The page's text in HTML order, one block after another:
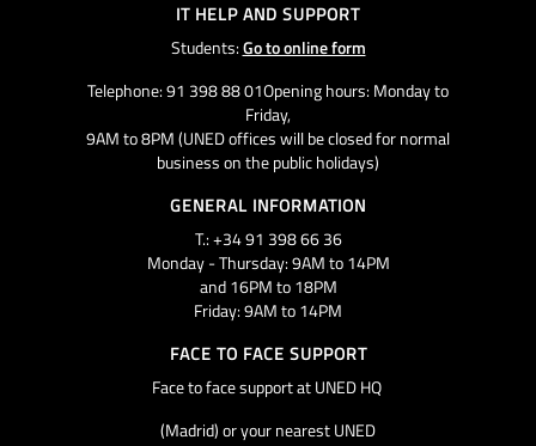
IT HELP AND SUPPORT
Students:Go to online form
Telephone: 91 398 88 01Opening hours: Monday to
Friday,
9AM to 8PM (UNED offices will be closed for normal
business on the public holidays)
GENERAL INFORMATION
T.: +34 91 398 66 36
Monday - Thursday: 9AM to 14PM
and 16PM to 18PM
Friday: 9AM to 14PM
FACE TO FACE SUPPORT
Face to face support at UNED HQ
(Madrid) or your nearest UNED